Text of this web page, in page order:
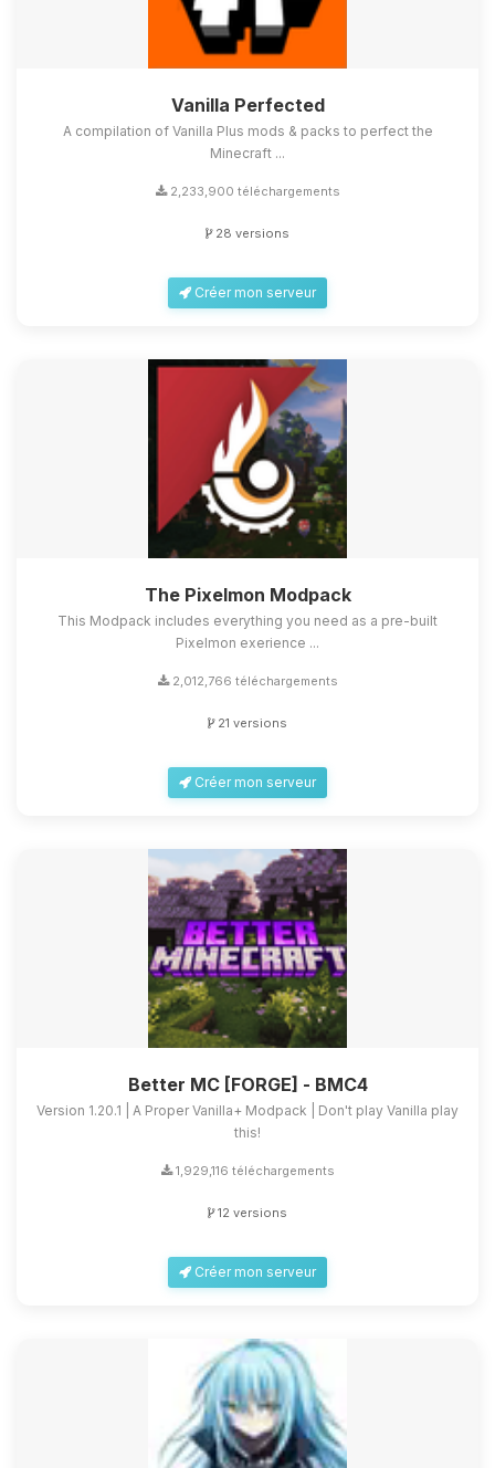
Vanilla Perfected
A compilation of Vanilla Plus mods & packs to perfect the
Minecraft ...
2,233,900 téléchargements
28 versions
Créer mon serveur
The Pixelmon Modpack
This Modpack includes everything you need as a pre-built
Pixelmon exerience ...
2,012,766 téléchargements
21 versions
Créer mon serveur
Better MC [FORGE] - BMC4
Version 1.20.1 | A Proper Vanilla+ Modpack | Don't play Vanilla play
this!
1,929,116 téléchargements
12 versions
Créer mon serveur